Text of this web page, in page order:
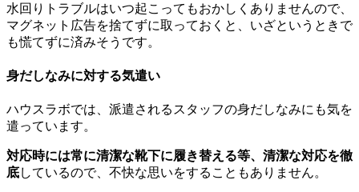
水回りトラブルはいつ起こってもおかしくありませんので、
マグネット広告を捨てずに取っておくと、いざというときで
も慌てずに済みそうです。
身だしなみに対する気遣い
ハウスラボでは、派遣されるスタッフの身だしなみにも気を
遣っています。
対応時には常に清潔な靴下に履き替える等、清潔な対応を徹
底しているので、不快な思いをすることもありません。